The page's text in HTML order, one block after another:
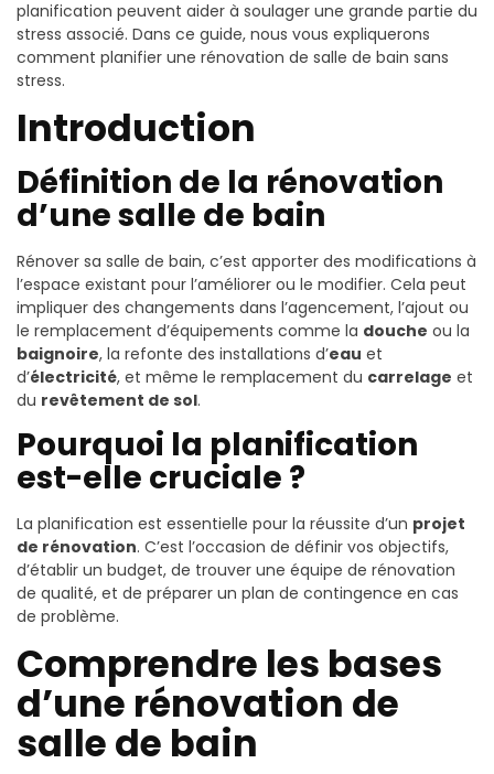
planification peuvent aider à soulager une grande partie du
stress associé. Dans ce guide, nous vous expliquerons
comment planifier une rénovation de salle de bain sans
stress.
Introduction
Définition de la rénovation
d’une salle de bain
Rénover sa salle de bain, c’est apporter des modifications à
l’espace existant pour l’améliorer ou le modifier. Cela peut
impliquer des changements dans l’agencement, l’ajout ou
le remplacement d’équipements comme la douche ou la
baignoire, la refonte des installations d’eau et
d’électricité, et même le remplacement du carrelage et
du revêtement de sol.
Pourquoi la planification
est-elle cruciale ?
La planification est essentielle pour la réussite d’un projet
de rénovation. C’est l’occasion de définir vos objectifs,
d’établir un budget, de trouver une équipe de rénovation
de qualité, et de préparer un plan de contingence en cas
de problème.
Comprendre les bases
d’une rénovation de
salle de bain